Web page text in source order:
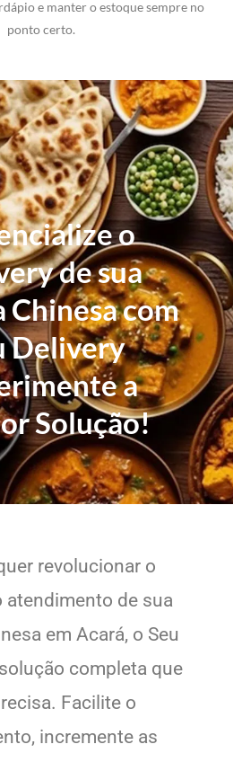
e manter o estoque sempre no
ponto certo.
o
de sua
Chinesa com
Delivery
a
Solução!
revolucionar o
atendimento de sua
em Acará, o Seu
completa que
Facilite o
incremente as